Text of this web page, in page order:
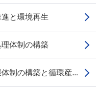
と環境再生
体制の構築
制の構築と循環産...